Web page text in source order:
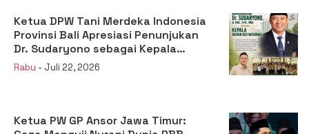
Ketua DPW Tani Merdeka Indonesia
Provinsi Bali Apresiasi Penunjukan
Dr. Sudaryono sebagai Kepala
Badan Gizi Nasional
Rabu - Juli 22, 2026
Ketua PW GP Ansor Jawa Timur: